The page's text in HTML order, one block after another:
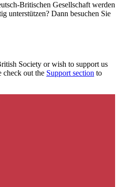
Britischen Gesellschaft werden
unterstützen? Dann besuchen Sie
Society or wish to support us
check out the Support section to